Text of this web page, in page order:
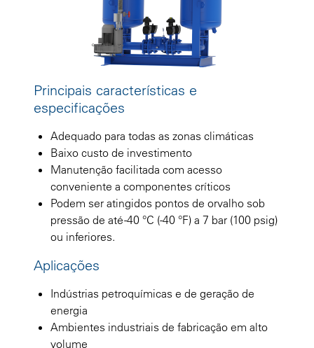
Principais características e
especificações
Adequado para todas as zonas climáticas
Baixo custo de investimento
Manutenção facilitada com acesso
conveniente a componentes críticos
Podem ser atingidos pontos de orvalho sob
pressão de até -40 °C (-40 °F) a 7 bar (100 psig)
ou inferiores.
Aplicações
Indústrias petroquímicas e de geração de
energia
Ambientes industriais de fabricação em alto
volume